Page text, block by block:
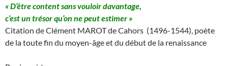
« D’être content sans vouloir davantage,
c’est un trésor qu’on ne peut estimer »
Citation de Clément MAROT de Cahors (1496-1544), poète
de la toute fin du moyen-âge et du début de la renaissance